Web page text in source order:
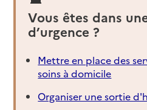
Vous êtes dans
d’urgence ?
Mettre en place des
soins à domicile
Organiser une sortie